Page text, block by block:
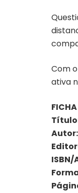
Com
ativa
Autor:
ISBN/